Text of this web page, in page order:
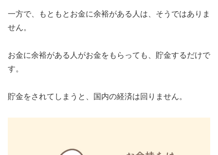
一方で、もともとお金に余裕がある人は、そうではありま
せん。
お金に余裕がある人がお金をもらっても、貯金するだけで
す。
貯金をされてしまうと、国内の経済は回りません。